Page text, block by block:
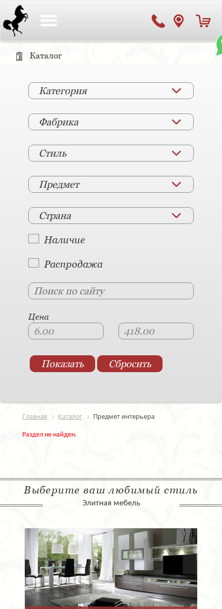
Каталог
Категория
Фабрика
Стиль
Предмет
Страна
Наличие
Распродажа
Цена
Главная Каталог Предмет интерьера
Раздел не найден.
Выберите ваш любимый стиль
Элитная мебель